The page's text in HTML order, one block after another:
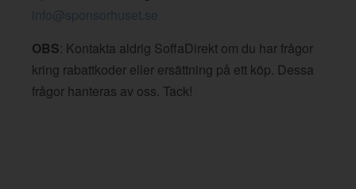
info@sponsorhuset.se
OBS: Kontakta aldrig SoffaDirekt om du har frågor
kring rabattkoder eller ersättning på ett köp. Dessa
frågor hanteras av oss. Tack!